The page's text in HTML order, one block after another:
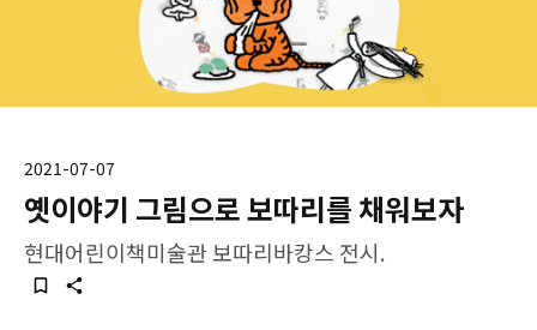
2021-07-07
옛이야기 그림으로 보따리를 채워보자
현대어린이책미술관 보따리바캉스 전시.